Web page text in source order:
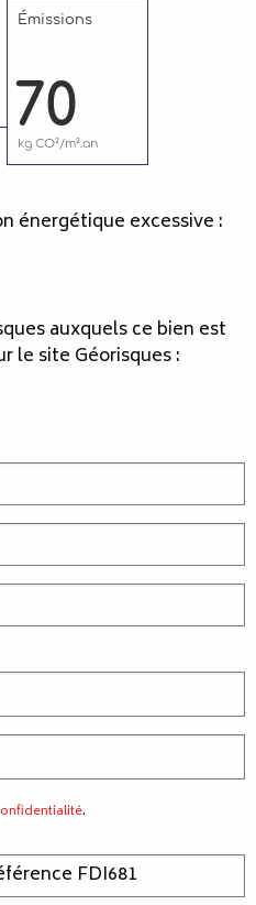
énergétique excessive :
auxquels ce bien est
le site Géorisques :
.